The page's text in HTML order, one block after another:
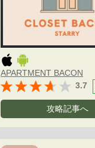
APARTMENT BACON
3.7
攻略記事へ